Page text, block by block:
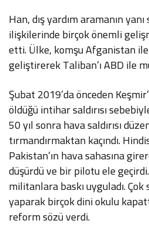
Han, dış yardım aramanın yanı
ilişkilerinde birçok önemli
etti. Ülke, komşu Afganistan
geliştirerek Taliban’ı ABD ile
Şubat 2019’da önceden
öldüğü intihar saldırısı
50 yıl sonra hava saldırısı
tırmandırmaktan kaçındı.
Pakistan’ın hava sahasına
düşürdü ve bir pilotu ele
militanlara baskı uyguladı.
yaparak birçok dini okulu
reform sözü verdi.